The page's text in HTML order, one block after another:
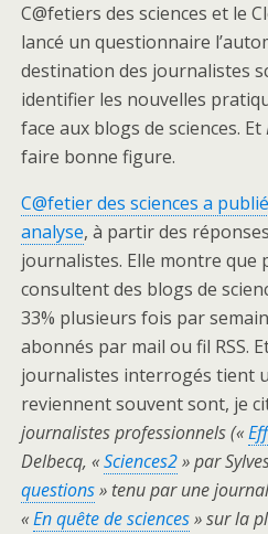
C@fetiers des sciences et le
lancé un questionnaire
destination des journalistes
identifier les nouvelles
face aux blogs de sciences. Et
faire bonne figure.
C@fetier des sciences a
analyse, à partir des
journalistes. Elle montre que
consultent des blogs de
33% plusieurs fois par
abonnés par mail ou fil RSS.
journalistes interrogés tient
reviennent souvent sont, je
journalistes professionnels («
Delbecq, «Sciences2» par
questions» tenu par une
«En quête de sciences» sur la